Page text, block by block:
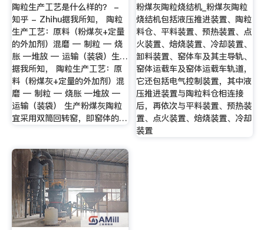
陶粒生产工艺是什么样的？ -
知乎 - Zhihu据我所知， 陶粒
生产工艺：原料（粉煤灰+定量
的外加剂）混磨 — 制粒 — 烧
胀 —堆放 — 运输（装袋）生…
据我所知， 陶粒生产工艺：原
料（粉煤灰+定量的外加剂）混
磨 — 制粒 — 烧胀 —堆放 —
运输（装袋） 生产粉煤灰陶粒
宜采用双筒回转窑，即窑体的…
粉煤灰陶粒烧结机_粉煤灰陶粒
烧结机包括液压推进装置、陶粒
料仓、平料装置、预热装置、点
火装置、焙烧装置、冷却装置、
卸料装置、窑体车及其主导轨、
窑体运载车及窑体运载车轨道，
它还包括电气控制装置，其中液
压推进装置与陶粒料仓相连接
后，再依次与平料装置、预热装
置、点火装置、焙烧装置、冷却
装置